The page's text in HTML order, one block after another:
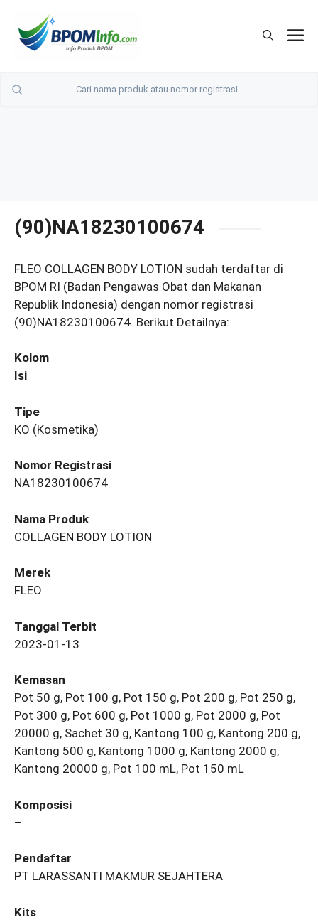
(90)NA18230100674
FLEO COLLAGEN BODY LOTION sudah terdaftar di
BPOM RI (Badan Pengawas Obat dan Makanan
Republik Indonesia) dengan nomor registrasi
(90)NA18230100674. Berikut Detailnya:
Kolom
Isi
Tipe
KO (Kosmetika)
Nomor Registrasi
NA18230100674
Nama Produk
COLLAGEN BODY LOTION
Merek
FLEO
Tanggal Terbit
2023-01-13
Kemasan
Pot 50 g, Pot 100 g, Pot 150 g, Pot 200 g, Pot 250 g,
Pot 300 g, Pot 600 g, Pot 1000 g, Pot 2000 g, Pot
20000 g, Sachet 30 g, Kantong 100 g, Kantong 200 g,
Kantong 500 g, Kantong 1000 g, Kantong 2000 g,
Kantong 20000 g, Pot 100 mL, Pot 150 mL
Komposisi
–
Pendaftar
PT LARASSANTI MAKMUR SEJAHTERA
Kits